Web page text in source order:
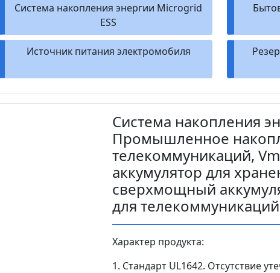
Система накопления энергии Microgrid
ESS
Источник питания электромобиля
Система накопления
Промышленное
телекоммуникаций,
аккумулятор для
сверхмощный
для телекоммуникаций
Характер продукта:
1. Стандарт UL1642. Отсутствие